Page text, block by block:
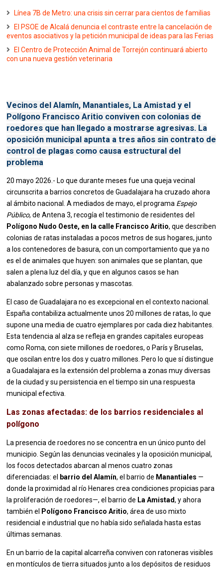
Línea 7B de Metro: una crisis sin cerrar para cientos de familias
El PSOE de Alcalá denuncia el contraste entre la cancelación de
eventos asociativos y la petición municipal de ideas para las Ferias
El Centro de Protección Animal de Torrejón continuará abierto
con una nueva gestión veterinaria
Vecinos del Alamín, Manantiales, La Amistad y el
Polígono Francisco Aritio conviven con colonias de
roedores que han llegado a mostrarse agresivas. La
oposición municipal apunta a tres años sin contrato de
control de plagas como causa estructural del
problema
20 mayo 2026.- Lo que durante meses fue una queja vecinal
circunscrita a barrios concretos de Guadalajara ha cruzado ahora
al ámbito nacional. A mediados de mayo, el programa Espejo
Público, de Antena 3, recogía el testimonio de residentes del
Polígono Nudo Oeste, en la calle Francisco Aritio, que describen
colonias de ratas instaladas a pocos metros de sus hogares, junto
a los contenedores de basura, con un comportamiento que ya no
es el de animales que huyen: son animales que se plantan, que
salen a plena luz del día, y que en algunos casos se han
abalanzado sobre personas y mascotas.
El caso de Guadalajara no es excepcional en el contexto nacional.
España contabiliza actualmente unos 20 millones de ratas, lo que
supone una media de cuatro ejemplares por cada diez habitantes.
Esta tendencia al alza se refleja en grandes capitales europeas
como Roma, con siete millones de roedores, o París y Bruselas,
que oscilan entre los dos y cuatro millones. Pero lo que sí distingue
a Guadalajara es la extensión del problema a zonas muy diversas
de la ciudad y su persistencia en el tiempo sin una respuesta
municipal efectiva.
Las zonas afectadas: de los barrios residenciales al
polígono
La presencia de roedores no se concentra en un único punto del
municipio. Según las denuncias vecinales y la oposición municipal,
los focos detectados abarcan al menos cuatro zonas
diferenciadas: el barrio del Alamín, el barrio de Manantiales —
donde la proximidad al río Henares crea condiciones propicias para
la proliferación de roedores—, el barrio de La Amistad, y ahora
también el
Polígono Francisco Aritio, área de uso mixto
residencial e industrial que no había sido señalada hasta estas
últimas semanas.
En un barrio de la capital alcarreña conviven con ratoneras visibles
en montículos de tierra situados junto a los depósitos de residuos